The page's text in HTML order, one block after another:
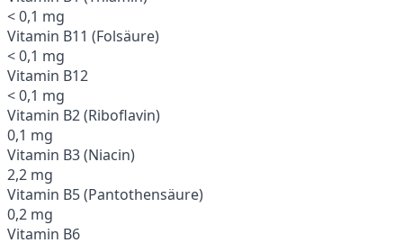
< 0,1 mg
Vitamin B11 (Folsäure)
< 0,1 mg
Vitamin B12
< 0,1 mg
Vitamin B2 (Riboflavin)
0,1 mg
Vitamin B3 (Niacin)
2,2 mg
Vitamin B5 (Pantothensäure)
0,2 mg
Vitamin B6